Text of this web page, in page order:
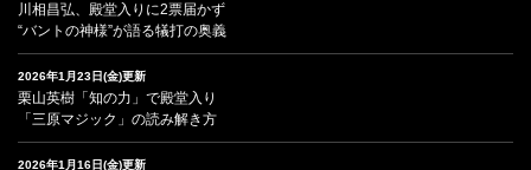
川相昌弘、殿堂入りに2票届かず
“バントの神様”が語る犠打の奥義
2026年1月23日(金)更新
栗山英樹「知の力」で殿堂入り
「三原マジック」の読み解き方
2026年1月16日(金)更新